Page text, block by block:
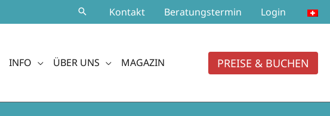
Kontakt Beratungstermin Login
INFO ÜBER UNS MAGAZIN PREISE & BUCHEN